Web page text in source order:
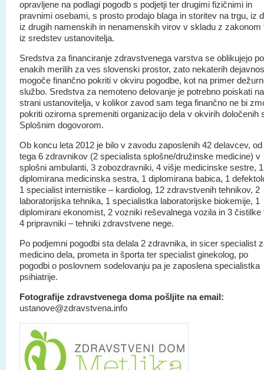
opravljene na podlagi pogodb s podjetji ter drugimi fizičnimi in
pravnimi osebami, s prosto prodajo blaga in storitev na trgu, iz
iz drugih namenskih in nenamenskih virov v skladu z zakonom
iz sredstev ustanovitelja.
Sredstva za financiranje zdravstvenega varstva se oblikujejo po
enakih merilih za ves slovenski prostor, zato nekaterih
mogoče finančno pokriti v okviru pogodbe, kot na primer
službo. Sredstva za nemoteno delovanje je potrebno poiskati na
strani ustanovitelja, v kolikor zavod sam tega finančno ne bi
pokriti oziroma spremeniti organizacijo dela v okvirih določenih
Splošnim dogovorom.
Ob koncu leta 2012 je bilo v zavodu zaposlenih 42 delavcev, od
tega 6 zdravnikov (2 specialista splošne/družinske medicine) v
splošni ambulanti, 3 zobozdravniki, 4 višje medicinske sestre, 1
diplomirana medicinska sestra, 1 diplomirana babica, 1
1 specialist internistike – kardiolog, 12 zdravstvenih tehnikov, 2
laboratorijska tehnika, 1 specialistka laboratorijske biokemije, 1
diplomirani ekonomist, 2 vozniki reševalnega vozila in 3 čistilke
4 pripravniki – tehniki zdravstvene nege.
Po podjemni pogodbi sta delala 2 zdravnika, in sicer specialist
medicino dela, prometa in športa ter specialist ginekolog, po
pogodbi o poslovnem sodelovanju pa je zaposlena specialistka
psihiatrije.
Fotografije zdravstvenega doma pošljite na email:
ustanove@zdravstvena.info